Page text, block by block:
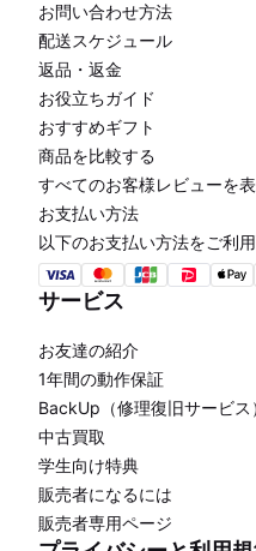
お問い合わせ方法
配送スケジュール
返品・返金
お役立ちガイド
おすすめギフト
商品を比較する
すべてのお客様レビューを
お支払い方法
以下のお支払い方法をご利
サービス
お友達の紹介
1年間の動作保証
BackUp（修理復旧サービス
中古買取
学生向け特典
販売者になるには
販売者専用ページ